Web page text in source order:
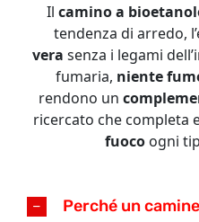
INFO
VIDEO
Il camino a
tendenza di arredo,
vera senza i legami
fumaria, niente
rendono un
ricercato che completa
fuocoogni
Perché un